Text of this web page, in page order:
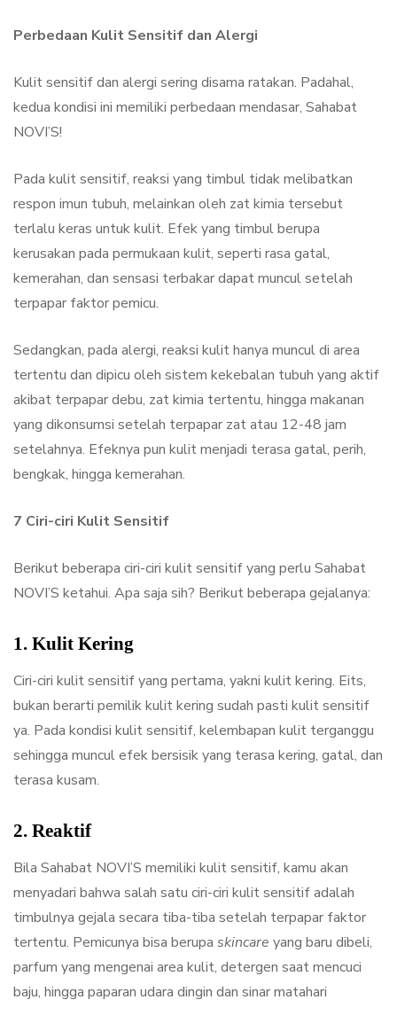
Perbedaan Kulit Sensitif dan Alergi
Kulit sensitif dan alergi sering disama ratakan. Padahal,
kedua kondisi ini memiliki perbedaan mendasar, Sahabat
NOVI’S!
Pada kulit sensitif, reaksi yang timbul tidak melibatkan
respon imun tubuh, melainkan oleh zat kimia tersebut
terlalu keras untuk kulit. Efek yang timbul berupa
kerusakan pada permukaan kulit, seperti rasa gatal,
kemerahan, dan sensasi terbakar dapat muncul setelah
terpapar faktor pemicu.
Sedangkan, pada alergi, reaksi kulit hanya muncul di area
tertentu dan dipicu oleh sistem kekebalan tubuh yang aktif
akibat terpapar debu, zat kimia tertentu, hingga makanan
yang dikonsumsi setelah terpapar zat atau 12-48 jam
setelahnya. Efeknya pun kulit menjadi terasa gatal, perih,
bengkak, hingga kemerahan.
7 Ciri-ciri Kulit Sensitif
Berikut beberapa ciri-ciri kulit sensitif yang perlu Sahabat
NOVI’S ketahui. Apa saja sih? Berikut beberapa gejalanya:
1. Kulit Kering
Ciri-ciri kulit sensitif yang pertama, yakni kulit kering. Eits,
bukan berarti pemilik kulit kering sudah pasti kulit sensitif
ya. Pada kondisi kulit sensitif, kelembapan kulit terganggu
sehingga muncul efek bersisik yang terasa kering, gatal, dan
terasa kusam.
2. Reaktif
Bila Sahabat NOVI’S memiliki kulit sensitif, kamu akan
menyadari bahwa salah satu ciri-ciri kulit sensitif adalah
timbulnya gejala secara tiba-tiba setelah terpapar faktor
tertentu. Pemicunya bisa berupa skincare yang baru dibeli,
parfum yang mengenai area kulit, detergen saat mencuci
baju, hingga paparan udara dingin dan sinar matahari